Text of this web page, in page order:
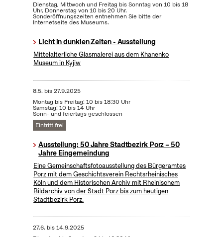
Dienstag, Mittwoch und Freitag bis Sonntag von 10 bis 18
Uhr, Donnerstag von 10 bis 20 Uhr.
Sonderöffnungszeiten entnehmen Sie bitte der
Internetseite des Museums.
Licht in dunklen Zeiten - Ausstellung
Mittelalterliche Glasmalerei aus dem Khanenko
Museum in Kyjiw
8.5. bis27.9.2025
Montag bis Freitag: 10 bis 18:30 Uhr
Samstag: 10 bis 14 Uhr
Sonn- und feiertags geschlossen
Eintritt frei
Ausstellung: 50 Jahre Stadtbezirk Porz – 50
Jahre Eingemeindung
Eine Gemeinschaftsfotoausstellung des Bürgeramtes
Porz mit dem Geschichtsverein Rechtsrheinisches
Köln und dem Historischen Archiv mit Rheinischem
Bildarchiv von der Stadt Porz bis zum heutigen
Stadtbezirk Porz.
27.6. bis14.9.2025